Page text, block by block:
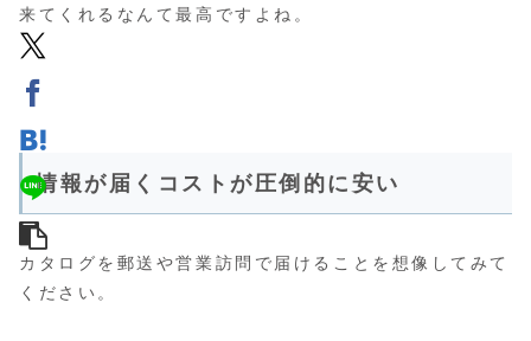
来てくれるなんて最高ですよね。
情報が届くコストが圧倒的に安い
カタログを郵送や営業訪問で届けることを想像してみて
ください。